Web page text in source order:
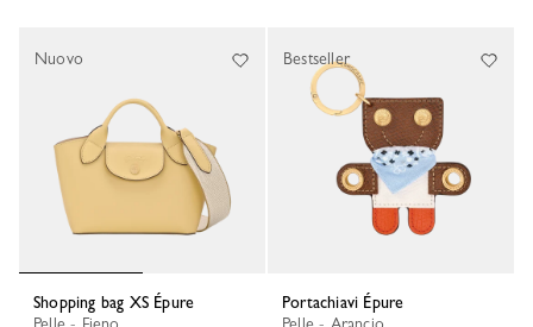
Shopping bag XS Épure
Nuovo
Portachiavi Épure
Bestseller